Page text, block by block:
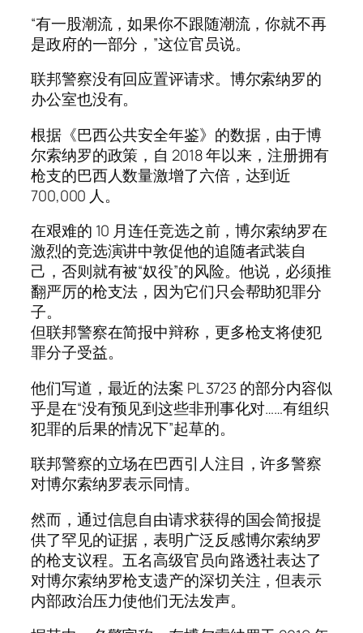
“有一股潮流，如果你不跟随潮流，你就不再
是政府的一部分，”这位官员说。
联邦警察没有回应置评请求。博尔索纳罗的
办公室也没有。
根据《巴西公共安全年鉴》的数据，由于博
尔索纳罗的政策，自 2018 年以来，注册拥有
枪支的巴西人数量激增了六倍，达到近
700,000 人。
在艰难的 10 月连任竞选之前，博尔索纳罗在
激烈的竞选演讲中敦促他的追随者武装自
己，否则就有被“奴役”的风险。他说，必须推
翻严厉的枪支法，因为它们只会帮助犯罪分
子。
但联邦警察在简报中辩称，更多枪支将使犯
罪分子受益。
他们写道，最近的法案 PL 3723 的部分内容似
乎是在“没有预见到这些非刑事化对……有组织
犯罪的后果的情况下”起草的。
联邦警察的立场在巴西引人注目，许多警察
对博尔索纳罗表示同情。
然而，通过信息自由请求获得的国会简报提
供了罕见的证据，表明广泛反感博尔索纳罗
的枪支议程。五名高级官员向路透社表达了
对博尔索纳罗枪支遗产的深切关注，但表示
内部政治压力使他们无法发声。